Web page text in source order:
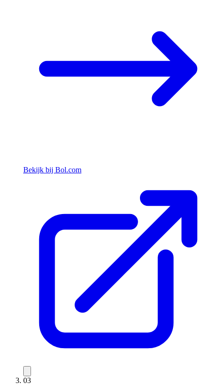
Bekijk bij Bol.com
03